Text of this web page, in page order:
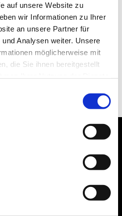
auf unsere Website zu
wir Informationen zu Ihrer
an unsere Partner für
Analysen weiter. Unsere
möglicherweise mit
die Sie ihnen bereitgestellt